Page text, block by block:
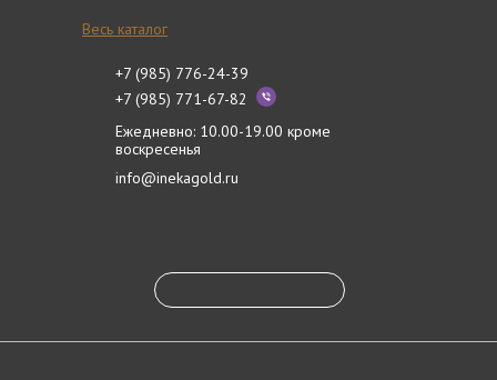
Весь каталог
+7 (985) 776-24-39
+7 (985) 771-67-82
Ежедневно: 10.00-19.00 кроме
воскресенья
info@inekagold.ru